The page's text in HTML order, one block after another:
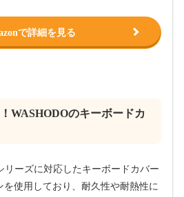
で詳細を見る
WASHODOのキーボードカ
リーズに対応したキーボードカバー
使用しており、耐久性や耐熱性に